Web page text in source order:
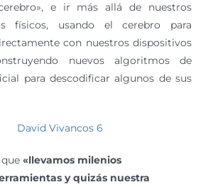
e ir más allá de nuestros
físicos, usando el cerebro para
con nuestros dispositivos
nuevos algoritmos de
para descodificar algunos de sus
«llevamos milenios
y quizás nuestra